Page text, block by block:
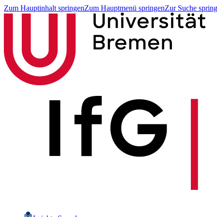
Zum Hauptinhalt springenZum Hauptmenü springenZur Suche